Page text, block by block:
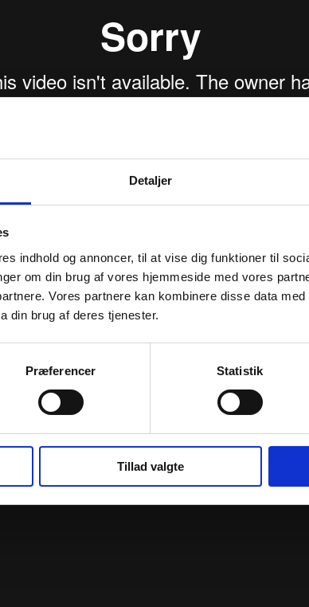
Detaljer
indhold og annoncer, til at vise dig funktioner til
om din brug af vores hjemmeside med vores
Vores partnere kan kombinere disse data
din brug af deres tjenester.
Præferencer Statistik
Tillad valgte